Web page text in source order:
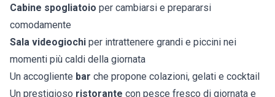
Cabine spogliatoio per cambiarsi e prepararsi
comodamente
Sala videogiochi per intrattenere grandi e piccini nei
momenti più caldi della giornata
Un accogliente bar che propone colazioni, gelati e cocktail
Un prestigioso ristorante con pesce fresco di giornata e